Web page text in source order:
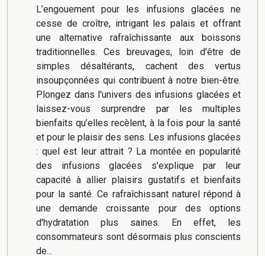
L’engouement pour les infusions glacées ne
cesse de croître, intrigant les palais et offrant
une alternative rafraîchissante aux boissons
traditionnelles. Ces breuvages, loin d’être de
simples désaltérants, cachent des vertus
insoupçonnées qui contribuent à notre bien-être.
Plongez dans l'univers des infusions glacées et
laissez-vous surprendre par les multiples
bienfaits qu’elles recèlent, à la fois pour la santé
et pour le plaisir des sens. Les infusions glacées
: quel est leur attrait ? La montée en popularité
des infusions glacées s'explique par leur
capacité à allier plaisirs gustatifs et bienfaits
pour la santé. Ce rafraîchissant naturel répond à
une demande croissante pour des options
d'hydratation plus saines. En effet, les
consommateurs sont désormais plus conscients
de...